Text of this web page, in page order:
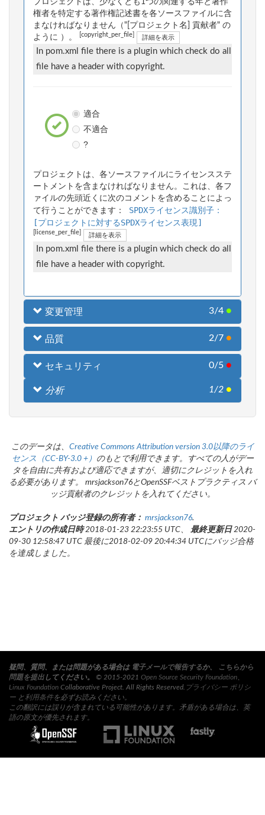
プロジェクトは、少なくとも1つの関連する年と著作
権者を特定する著作権記述書を各ソースファイルに含
まなければなりません（"[プロジェクト名] 貢献者" の
ように ）。
[copyright_per_file] 詳細を表示
In pom.xml file there is a plugin which check do all
file have a header with copyright.
適合
不適合
?
プロジェクトは、各ソースファイルにライセンスステ
ートメントを含まなければなりません。これは、各フ
ァイルの先頭近くに次のコメントを含めることによっ
て行うことができます：
SPDXライセンス識別子：
[プロジェクトに対するSPDXライセンス表現]
[license_per_file] 詳細を表示
In pom.xml file there is a plugin which check do all
file have a header with copyright.
変更管理 3/4 ●
品質 2/7 ●
セキュリティ 0/5 ●
分析 1/2 ●
このデータは、 Creative Commons Attribution version 3.0以降のライ
センス（CC-BY-3.0 +）
のもとで利用できます。すべての人がデー
タを自由に共有および適応できますが、適切にクレジットを入れ
る必要があります。 mrsjackson76とOpenSSFベストプラクティス バ
ッジ貢献者のクレジットを入れてください。
プロジェクト バッジ登録の所有者： mrsjackson76.
エントリの作成日時2018-01-23 22:23:55 UTC、 最終更新日2020-
09-30 12:58:47 UTC 最後に2018-02-09 20:44:34 UTCにバッジ合格
を達成しました。
疑問、質問、または問題がある場合は 電子メールで報告するか、
こちらから
問題を提出 してください。 © 2015-2021 Open Source Security Foundation
Linux Foundation Collaborative Project. All Rights Reserved. プライバシー ポリシ
ー と利用条件を必ずお読みください。
この翻訳には誤りが含まれている可能性があります。矛盾がある場合は、英
語の原文が優先されます。